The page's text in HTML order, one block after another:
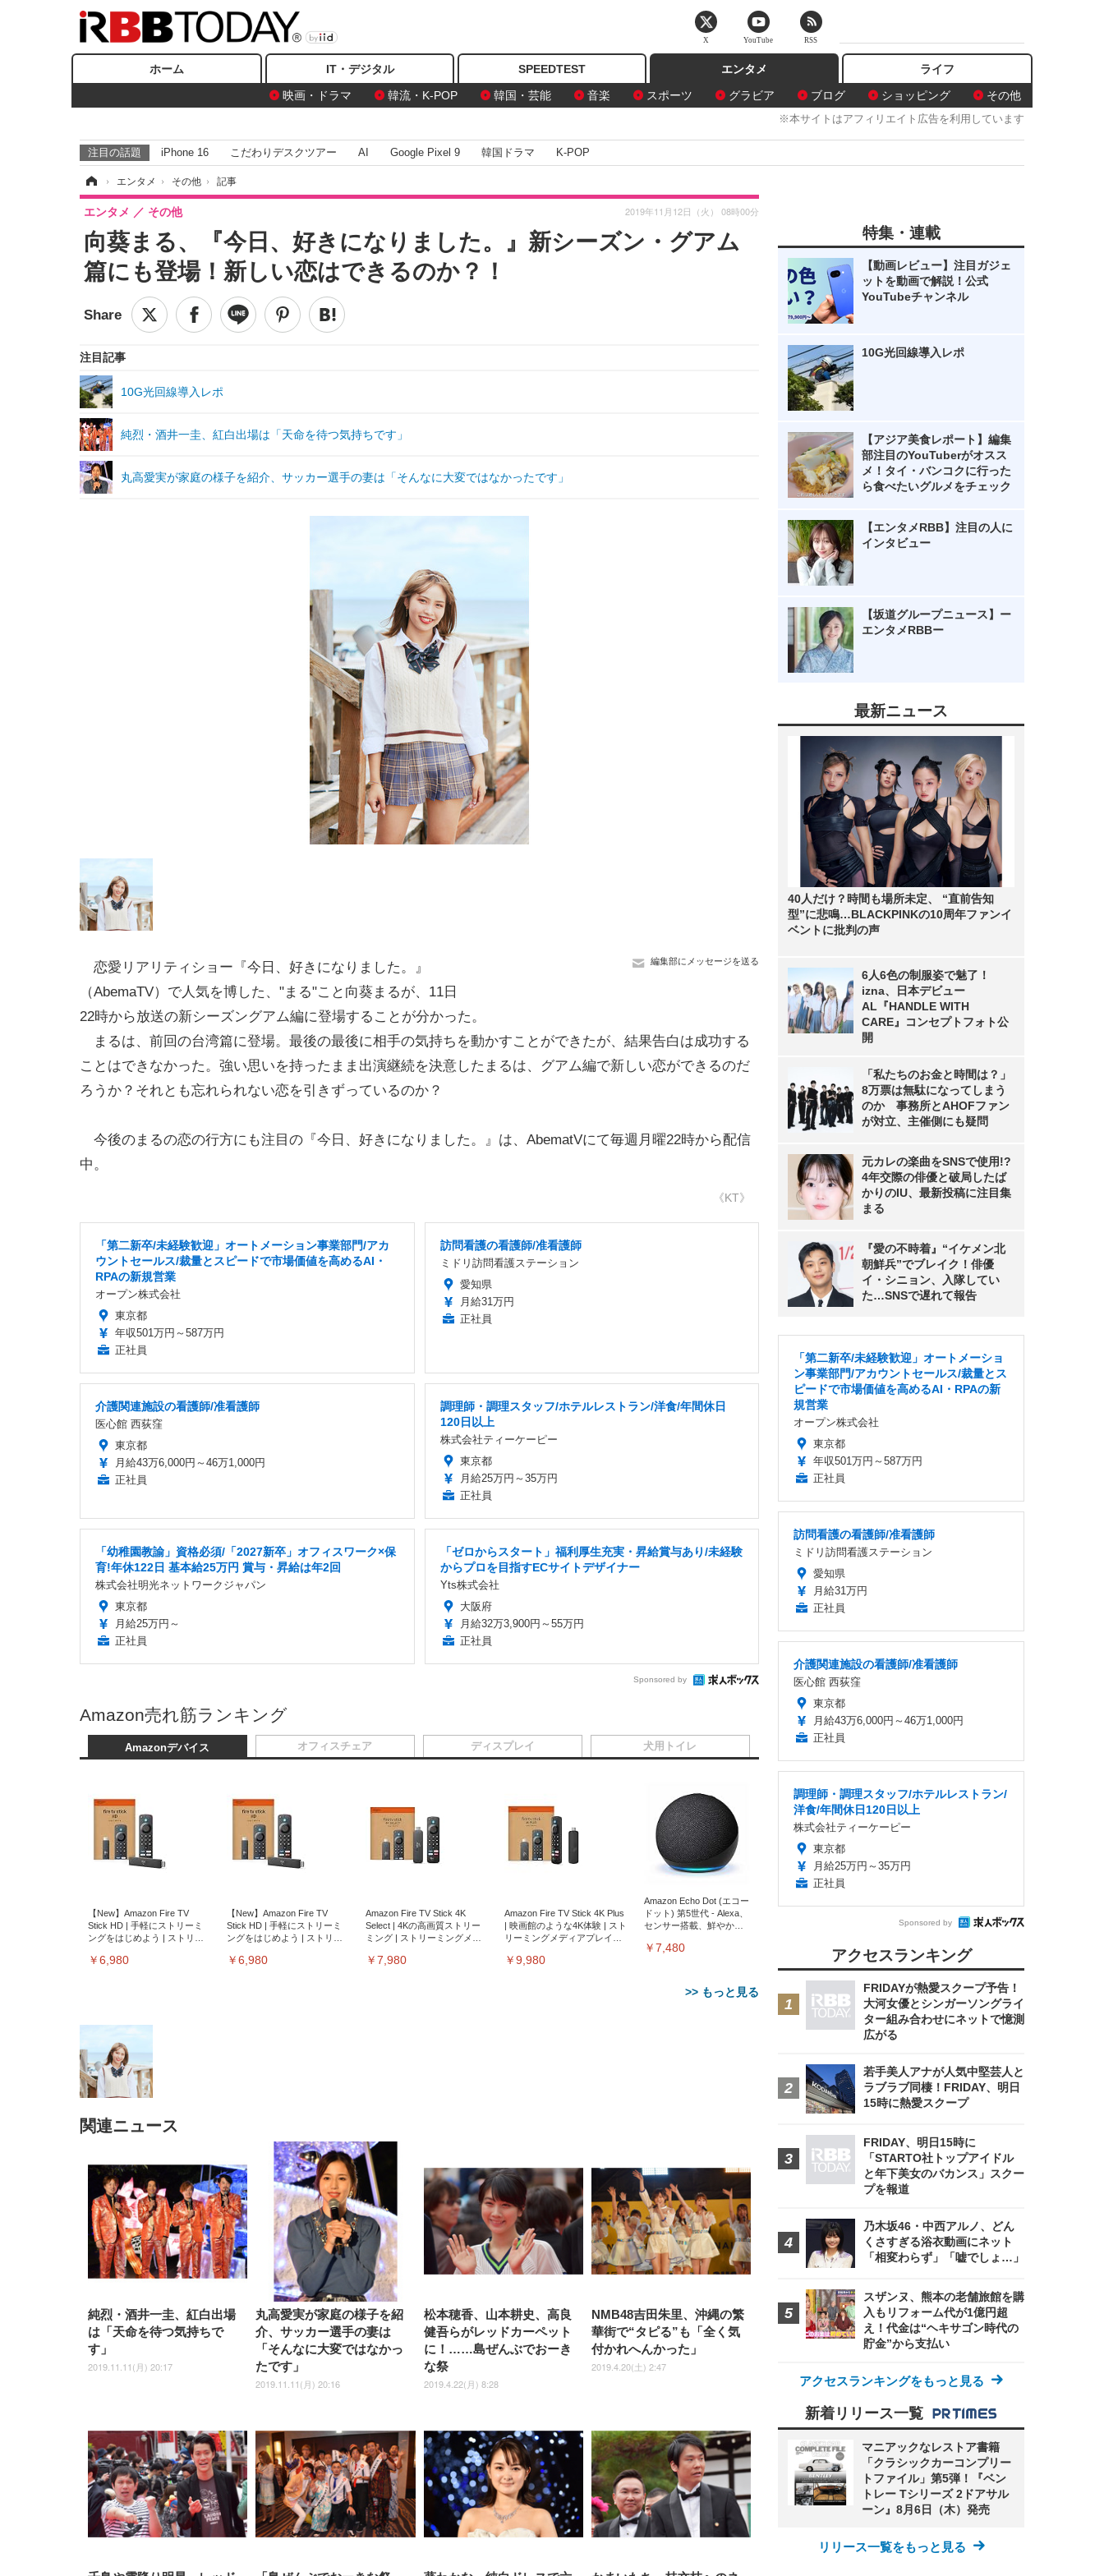
ホーム IT・デジタル SPEEDTEST
エンタメ
映画・ドラマ
韓流・K-POP 韓国・芸能 音楽 スポーツ グラビア ブログ ショッピング その他
ライフ
※本サイトはアフィリエイト広告を利用しています
注目の話題 iPhone 16 こだわりデスクツアー AI Google Pixel 9 韓国ドラマ K-POP
› エンタメ › その他 › 記事
向葵まる、『今日、好きになりました。』新シーズン・グアム
篇にも登場！新しい恋はできるのか？！
エンタメ その他 2019年11月12日（火） 08時00分
注目記事
10G光回線導入レポ
純烈・酒井一圭、紅白出場は「天命を待つ気持ちです」
丸高愛実が家庭の様子を紹介、サッカー選手の妻は「そんなに大変ではなかったです」
編集部にメッセージを送る
恋愛リアリティショー『今日、好きになりました。』
（AbemaTV）で人気を博した、"まる"こと向葵まるが、11日
22時から放送の新シーズングアム編に登場することが分かった。
まるは、前回の台湾篇に登場。最後の最後に相手の気持ちを動かすことができたが、結果告白は成功する
ことはできなかった。強い思いを持ったまま出演継続を決意したまるは、グアム編で新しい恋ができるのだ
ろうか？それとも忘れられない恋を引きずっているのか？
今後のまるの恋の行方にも注目の『今日、好きになりました。』は、AbematVにて毎週月曜22時から配信
中。
《KT》
「第二新卒/未経験歓迎」オートメーション事業部門/アカ
ウントセールス/裁量とスピードで市場価値を高めるAI・
RPAの新規営業
オープン株式会社
東京都
年収501万円～587万円
正社員
訪問看護の看護師/准看護師
ミドリ訪問看護ステーション
愛知県
月給31万円
正社員
介護関連施設の看護師/准看護師
医心館 西荻窪
東京都
月給43万6,000円～46万1,000円
正社員
調理師・調理スタッフ/ホテルレストラン/洋食/年間休日
120日以上
株式会社ティーケーピー
東京都
月給25万円～35万円
正社員
「幼稚園教諭」資格必須/「2027新卒」オフィスワーク×保
育!年休122日 基本給25万円 賞与・昇給は年2回
株式会社明光ネットワークジャパン
東京都
月給25万円～
正社員
「ゼロからスタート」福利厚生充実・昇給賞与あり/未経験
からプロを目指すECサイトデザイナー
Yts株式会社
大阪府
月給32万3,900円～55万円
正社員
Sponsored by
Amazon売れ筋ランキング
Amazonデバイス
【New】Amazon Fire TV
Stick HD | 手軽にストリーミ
ングをはじめよう | ストリー
￥6,980
【New】Amazon Fire TV
Stick HD | 手軽にストリーミ
ングをはじめよう | ストリー
￥6,980
Amazon Fire TV Stick 4K
Select | 4Kの高画質ストリー
ミング | ストリーミングメデ
￥7,980
Amazon Fire TV Stick 4K Plus
| 映画館のような4K体験 | スト
リーミングメディアプレイヤ
￥9,980
Amazon Echo Dot (エコー
ドット) 第5世代 - Alexa、
センサー搭載、鮮やかな
￥7,480
>> もっと見る
オフィスチェア
子 テレワーク 疲れない 跳ね
上げ式アームレスト コンパク
ト 約105度ロッキング pc 事務
椅子 360度回転 座面昇降 強化
ナイロン樹脂ベース 通気性メ
ッシュ 在宅ワーク H-
WY01(黒網+黒枠+黒足)
￥5,699
SIHOO B100 オフィスチェア
／デスクチェア メッシュチェ
ア 人間工学 疲れない ブラッ
ク
￥27,999
Sezlife オフィスチェア デスク
チェア 疲れない テレワーク
チェア 強化バックレスト 30
度ロッキング機能 人間工学 椅
子 腰サポート 90度跳ね上げ
式アームレスト 3Dヘッドレス
ト ハンガー付き 高反発クッシ
ョン PCチェア 通気性メッシ
ュ ゲーミング/勉強/事務用 お
しゃれ パソコンチェア (ブラ
ック)
￥7,680
チェア 疲れない テレワーク
チェア 強化バックレスト 30度
ロッキング機能 人間工学 椅子
腰サポート 90度跳ね上げ式ア
ームレスト 3Dヘッドレスト
ハンガー付き 高反発クッショ
ン PCチェア 通気性メッシュ
ゲーミング/勉強/事務用 おし
ゃれ パソコンチェア (ホワイ
ト)
￥7,680
ッシュ 通気性 ランバーサ
ポート付き 腰サポート ガ
ス圧無段階昇降 360度回
転 キャスター付き コンパ
クト 幅52×奥行58.5×高さ
84～96cm テレワーク 在
宅勤務 ブラック
￥4,139
ディスプレイ
EV3240X-WT | 31.5型4K
UHD・USB Type-C・ホワイ
￥105,595
EIZO ビジネス向けプレミア
ムモニター | FlexScan
EV2740X-WT | 27.0型4K
UHD・USB Type-C・ホワイ
ト
￥109,572
【純正品】27"ゲーミングモ
ニター DualSense 充電フッ
ク付き（CFI-ZDM1J）
￥49,979
ニター フル
HD（1920×1080）VA 非光
沢 HDMI/DisplayPort/VGA
スピーカー内蔵 高さ調整 ス
イベル VESA対応
ComfortView ビジネス向け
￥15,800
Gaming Monitor 24” Essential ゲ
ーミングモニター QD 24.5インチ
1ms FHD 量子ドット 残像低減 (3
年保証 | 輝点保証 | 日本メーカー)
￥34,980
犬用トイレ
ーツ 薄型 レギュラー 1回使い
捨て 無香料 ホワイト 300枚
￥3,373
Amazonベーシック ペットシ
ーツ 厚型 ワイド 42枚x2袋(84
枚) ホワイト(吸収面:ライトブ
ルー)
￥3,234
ネオ・ルーライフ ネオ・オム
ツ L 中型犬用 26枚入り 単品
￥1,800
ック) 【Amazon.co.jp限定】
Smart Basic アイリスオーヤマ
ペットシーツ 超厚型 お徳用
ワイド 100枚入 (x 1) (ケース
販売)
￥3,670
ュラー 200枚入
【Amazon.co.jp限定】
￥3,731
関連ニュース
純烈・酒井一圭、紅白出場
は「天命を待つ気持ちで
す」
2019.11.11(月) 20:17
丸高愛実が家庭の様子を紹
介、サッカー選手の妻は
「そんなに大変ではなかっ
たです」
2019.11.11(月) 20:16
松本穂香、山本耕史、高良
健吾らがレッドカーペット
に！……島ぜんぶでおーき
な祭
2019.4.22(月) 8:28
NMB48吉田朱里、沖縄の繁
華街で“タピる”も「全く気
付かれへんかった」
2019.4.20(土) 2:47
特集・連載
【動画レビュー】注目ガジェ
ットを動画で解説！公式
YouTubeチャンネル
10G光回線導入レポ
【アジア美食レポート】編集
部注目のYouTuberがオスス
メ！タイ・バンコクに行った
ら食べたいグルメをチェック
【エンタメRBB】注目の人に
インタビュー
【坂道グループニュース】ー
エンタメRBBー
最新ニュース
40人だけ？時間も場所未定、 “直前告知
型”に悲鳴…BLACKPINKの10周年ファンイ
ベントに批判の声
6人6色の制服姿で魅了！
izna、日本デビュー
AL『HANDLE WITH
CARE』コンセプトフォト公
開
「私たちのお金と時間は？」
8万票は無駄になってしまう
のか 事務所とAHOFファン
が対立、主催側にも疑問
元カレの楽曲をSNSで使用!?
4年交際の俳優と破局したば
かりのIU、最新投稿に注目集
まる
『愛の不時着』“イケメン北
朝鮮兵”でブレイク！俳優
イ・シニョン、入隊してい
た…SNSで遅れて報告
「第二新卒/未経験歓迎」オートメーショ
ン事業部門/アカウントセールス/裁量とス
ピードで市場価値を高めるAI・RPAの新
規営業
オープン株式会社
東京都
年収501万円～587万円
正社員
訪問看護の看護師/准看護師
ミドリ訪問看護ステーション
愛知県
月給31万円
正社員
介護関連施設の看護師/准看護師
医心館 西荻窪
東京都
月給43万6,000円～46万1,000円
正社員
調理師・調理スタッフ/ホテルレストラン/
洋食/年間休日120日以上
株式会社ティーケーピー
東京都
月給25万円～35万円
正社員
Sponsored by
アクセスランキング
FRIDAYが熱愛スクープ予告！
大河女優とシンガーソングライ
ター組み合わせにネットで憶測
広がる
若手美人アナが人気中堅芸人と
ラブラブ同棲！FRIDAY、明日
15時に熱愛スクープ
FRIDAY、明日15時に
「STARTO社トップアイドル
と年下美女のバカンス」スクー
プを報道
乃木坂46・中西アルノ、どん
くさすぎる浴衣動画にネット
「相変わらず」「嘘でしょ…」
スザンヌ、熊本の老舗旅館を購
入もリフォーム代が1億円超
え！代金は“ヘキサゴン時代の
貯金”から支払い
アクセスランキングをもっと見る
新着リリース一覧
マニアックなレストア書籍
「クラシックカーコンプリー
トファイル」第5弾！『ベン
トレー Tシリーズ 2ドアサル
ーン』8月6日（木）発売
リリース一覧をもっと見る
X YouTube RSS